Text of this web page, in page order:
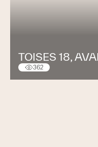
TOISES 18,
362